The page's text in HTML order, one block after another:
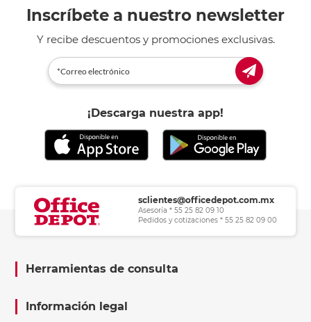
Inscríbete a nuestro newsletter
Y recibe descuentos y promociones exclusivas.
¡Descarga nuestra app!
sclientes@officedepot.com.mx
Asesoría * 55 25 82 09 10
Pedidos y cotizaciones * 55 25 82 09 00
Herramientas de consulta
Información legal